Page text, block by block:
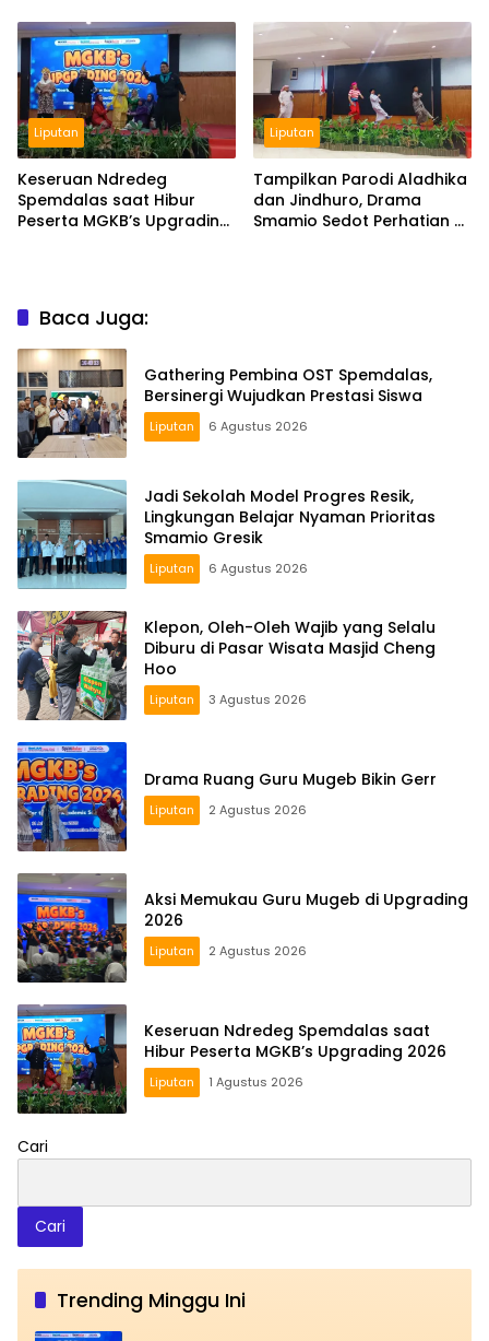
Liputan
Keseruan Ndredeg
Spemdalas saat Hibur
Peserta MGKB’s Upgrading
Liputan
Tampilkan Parodi Aladhika
dan Jindhuro, Drama
Smamio Sedot Perhatian di
Baca Juga:
Gathering Pembina OST Spemdalas,
Bersinergi Wujudkan Prestasi Siswa
Liputan 6 Agustus 2026
Jadi Sekolah Model Progres Resik,
Lingkungan Belajar Nyaman Prioritas
Smamio Gresik
Liputan 6 Agustus 2026
Klepon, Oleh-Oleh Wajib yang Selalu
Diburu di Pasar Wisata Masjid Cheng
Hoo
Liputan 3 Agustus 2026
Drama Ruang Guru Mugeb Bikin Gerr
Liputan 2 Agustus 2026
Aksi Memukau Guru Mugeb di Upgrading
2026
Liputan 2 Agustus 2026
Keseruan Ndredeg Spemdalas saat
Hibur Peserta MGKB’s Upgrading 2026
Liputan 1 Agustus 2026
Cari
Cari
Trending Minggu Ini